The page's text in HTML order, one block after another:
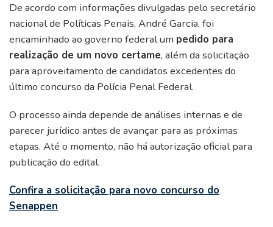
De acordo com informações divulgadas pelo secretário
nacional de Políticas Penais, André Garcia, foi
encaminhado ao governo federal um pedido para
realização de um novo certame, além da solicitação
para aproveitamento de candidatos excedentes do
último concurso da Polícia Penal Federal.
O processo ainda depende de análises internas e de
parecer jurídico antes de avançar para as próximas
etapas. Até o momento, não há autorização oficial para
publicação do edital.
Confira a solicitação para novo concurso do
Senappen